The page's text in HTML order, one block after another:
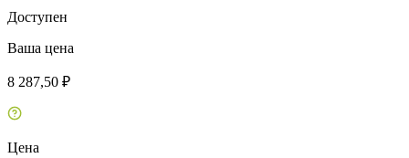
Доступен
Ваша цена
8 287,50 ₽
Цена